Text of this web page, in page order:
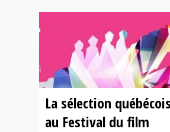
La sélection
au Festival du film